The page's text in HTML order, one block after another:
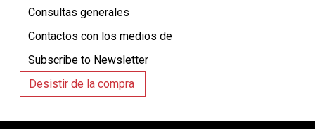
Consultas generales​
Contactos con los medios de ​
Subscribe to Newsletter
Desistir de la compra